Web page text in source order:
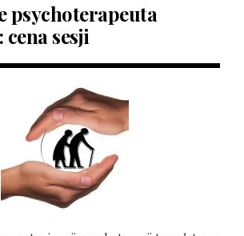
psychoterapeuta
sesji